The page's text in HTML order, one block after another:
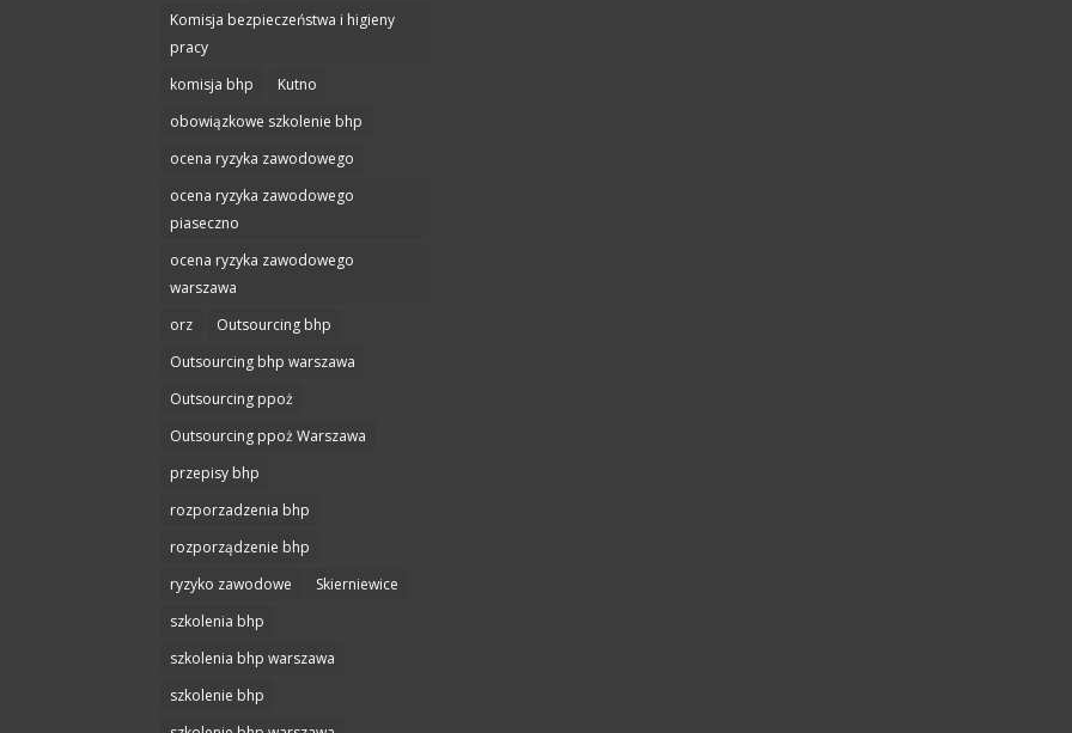
Komisja bezpieczeństwa i higieny
pracy
komisja bhp
Kutno
obowiązkowe szkolenie bhp
ocena ryzyka zawodowego
ocena ryzyka zawodowego
piaseczno
ocena ryzyka zawodowego
warszawa
orz
Outsourcing bhp
Outsourcing bhp warszawa
Outsourcing ppoż
Outsourcing ppoż Warszawa
przepisy bhp
rozporzadzenia bhp
rozporządzenie bhp
ryzyko zawodowe
Skierniewice
szkolenia bhp
szkolenia bhp warszawa
szkolenie bhp